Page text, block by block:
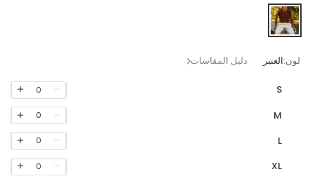
لون:العنبر دليل المقاسات
S
0
M
0
L
0
XL
0